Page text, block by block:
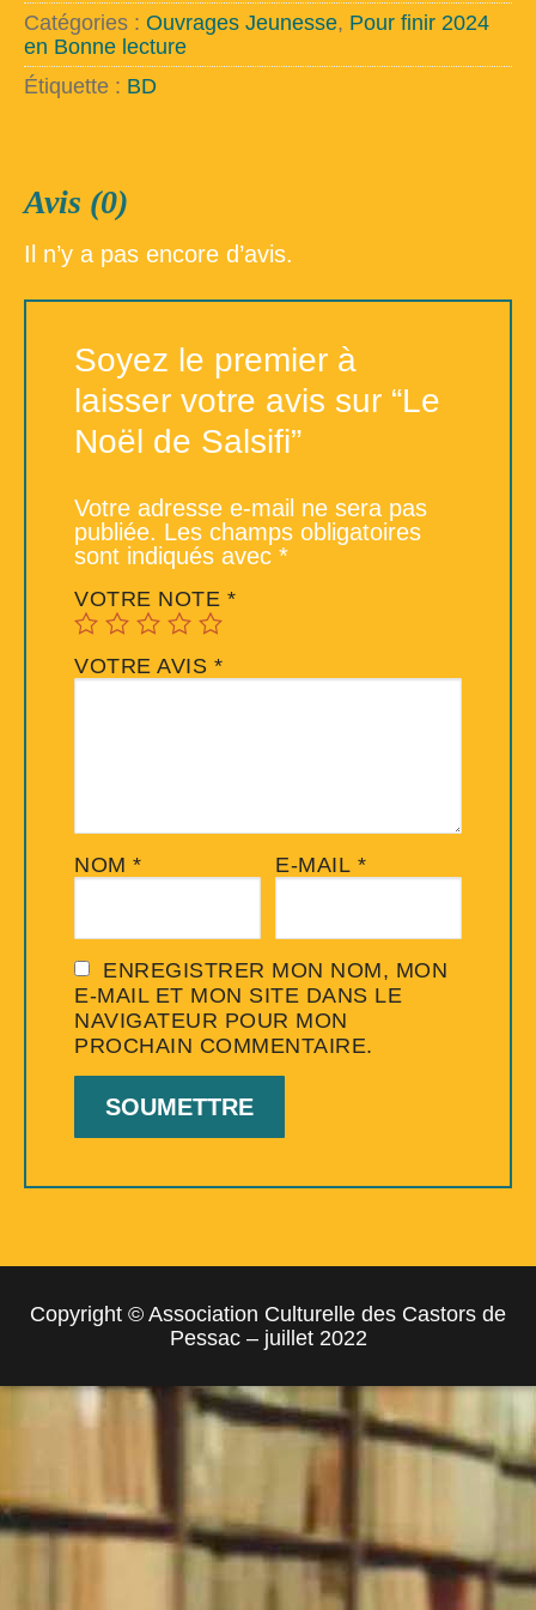
de
Salsifi
Catégories : Ouvrages Jeunesse, Pour finir 2024
en Bonne lecture
Étiquette : BD
Avis (0)
Il n’y a pas encore d’avis.
Soyez le premier à
laisser votre avis sur “Le
Noël de Salsifi”
Votre adresse e-mail ne sera pas
publiée. Les champs obligatoires
sont indiqués avec *
VOTRE NOTE *
VOTRE AVIS *
NOM * E-MAIL *
ENREGISTRER MON NOM, MON
E-MAIL ET MON SITE DANS LE
NAVIGATEUR POUR MON
PROCHAIN COMMENTAIRE.
Copyright © Association Culturelle des Castors de
Pessac – juillet 2022